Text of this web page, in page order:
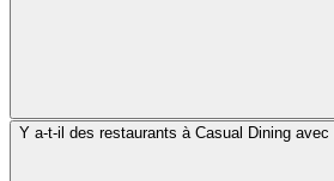
Y a-t-il des restaurants à Casual Dining avec